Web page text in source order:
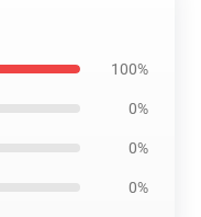
100%
0%
0%
0%